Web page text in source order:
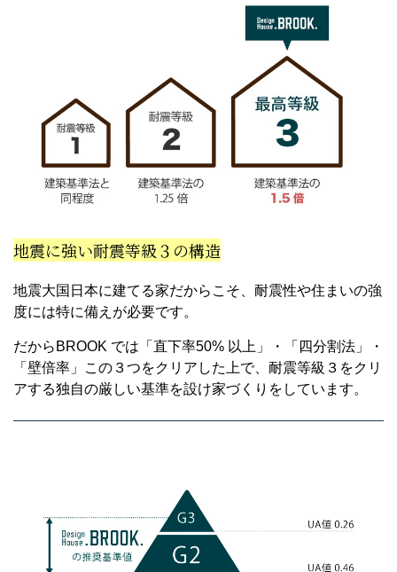
地震に強い耐震等級３の構造
地震大国日本に建てる家だからこそ、耐震性や住まいの強
度には特に備えが必要です。
だからBROOK では「直下率50% 以上」・「四分割法」・
「壁倍率」この３つをクリアした上で、耐震等級３をクリ
アする独自の厳しい基準を設け家づくりをしています。